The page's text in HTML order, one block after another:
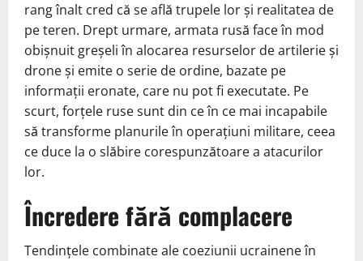
rang înalt cred că se află trupele lor și realitatea de
pe teren. Drept urmare, armata rusă face în mod
obișnuit greșeli în alocarea resurselor de artilerie și
drone și emite o serie de ordine, bazate pe
informații eronate, care nu pot fi executate. Pe
scurt, forțele ruse sunt din ce în ce mai incapabile
să transforme planurile în operațiuni militare, ceea
ce duce la o slăbire corespunzătoare a atacurilor
lor.
Încredere fără complacere
Tendințele combinate ale coeziunii ucrainene în